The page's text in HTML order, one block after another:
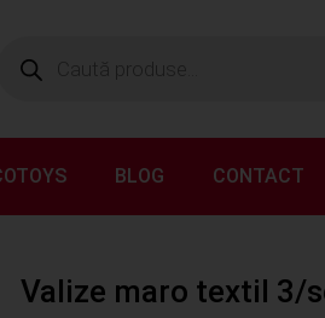
BLOG CONTACT
Valize maro textil 3/